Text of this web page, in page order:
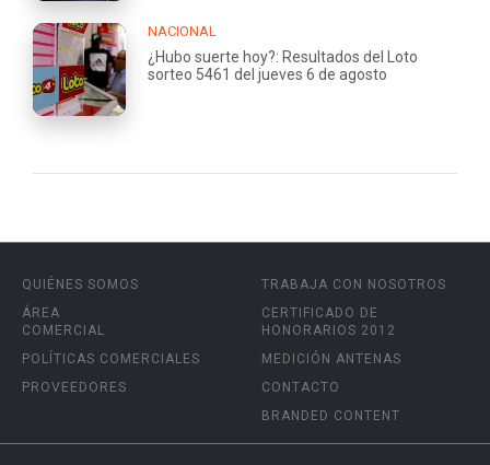
NACIONAL
¿Hubo suerte hoy?: Resultados del Loto
sorteo 5461 del jueves 6 de agosto
QUIÉNES SOMOS
ÁREA
COMERCIAL
POLÍTICAS COMERCIALES
PROVEEDORES
TRABAJA CON NOSOTROS
CERTIFICADO DE
HONORARIOS 2012
MEDICIÓN ANTENAS
CONTACTO
BRANDED CONTENT